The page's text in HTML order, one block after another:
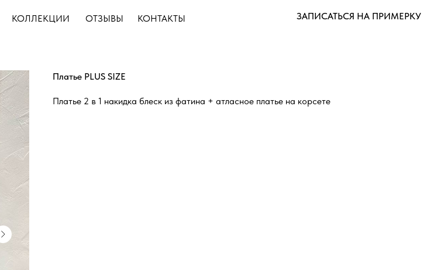
ОТЗЫВЫ
КОЛЛЕКЦИИ КОНТАКТЫ ЗАПИСАТЬСЯ НА ПРИМЕРКУ
Платье PLUS SIZE
Платье 2 в 1 накидка блеск из фатина + атласное платье на корсете